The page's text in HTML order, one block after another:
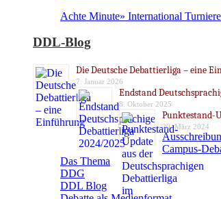
Achte Minute» International
DDL-Blog
Die Deutsche Debattierliga – eine
7. Januar 2026
Endstand
8. Oktober 2025
Punktestand-
20. März 2024
Campus-
Das Thema
DDG
DDL Blog